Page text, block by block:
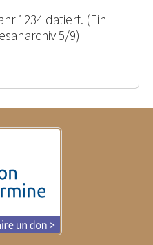
1234 datiert. (Ein
5/9)